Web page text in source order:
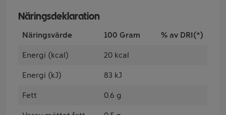
Näringsdeklaration
Näringsvärde 100 Gram % av DRI(*)
Energi (kcal) 20 kcal
Energi (kJ) 83 kJ
Fett 0.6 g